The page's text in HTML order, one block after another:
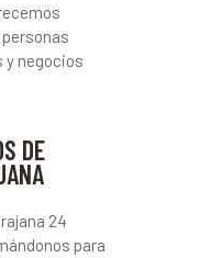
y negocios
DE
24
para